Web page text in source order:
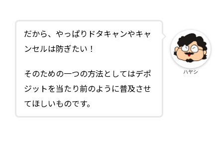
だから、やっぱりドタキャンやキャ
ンセルは防ぎたい！
そのための一つの方法としてはデポ
ジットを当たり前のように普及させ
てほしいものです。
ハヤシ